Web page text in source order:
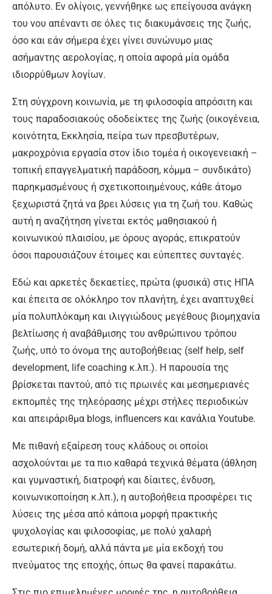
απόλυτο. Εν ολίγοις, γεννήθηκε ως επείγουσα ανάγκη
του νου απέναντι σε όλες τις διακυμάνσεις της ζωής,
όσο και εάν σήμερα έχει γίνει συνώνυμο μιας
ασήμαντης αερολογίας, η οποία αφορά μία ομάδα
ιδιορρύθμων λογίων.
Στη σύγχρονη κοινωνία, με τη φιλοσοφία απρόσιτη και
τους παραδοσιακούς οδοδείκτες της ζωής (οικογένεια,
κοινότητα, Εκκλησία, πείρα των πρεσβυτέρων,
μακροχρόνια εργασία στον ίδιο τομέα ή οικογενειακή –
τοπική επαγγελματική παράδοση, κόμμα – συνδικάτο)
παρηκμασμένους ή σχετικοποιημένους, κάθε άτομο
ξεχωριστά ζητά να βρει λύσεις για τη ζωή του. Καθώς
αυτή η αναζήτηση γίνεται εκτός μαθησιακού ή
κοινωνικού πλαισίου, με όρους αγοράς, επικρατούν
όσοι παρουσιάζουν έτοιμες και εύπεπτες συνταγές.
Εδώ και αρκετές δεκαετίες, πρώτα (φυσικά) στις ΗΠΑ
και έπειτα σε ολόκληρο τον πλανήτη, έχει αναπτυχθεί
μία πολυπλόκαμη και ιλιγγιώδους μεγέθους βιομηχανία
βελτίωσης ή αναβάθμισης του ανθρώπινου τρόπου
ζωής, υπό το όνομα της αυτοβοήθειας (self help, self
development, life coaching κ.λπ.). Η παρουσία της
βρίσκεται παντού, από τις πρωινές και μεσημεριανές
εκπομπές της τηλεόρασης μέχρι στήλες περιοδικών
και απειράριθμα blogs, influencers και κανάλια Youtube.
Με πιθανή εξαίρεση τους κλάδους οι οποίοι
ασχολούνται με τα πιο καθαρά τεχνικά θέματα (άθληση
και γυμναστική, διατροφή και δίαιτες, ένδυση,
κοινωνικοποίηση κ.λπ.), η αυτοβοήθεια προσφέρει τις
λύσεις της μέσα από κάποια μορφή πρακτικής
ψυχολογίας και φιλοσοφίας, με πολύ χαλαρή
εσωτερική δομή, αλλά πάντα με μία εκδοχή του
πνεύματος της εποχής, όπως θα φανεί παρακάτω.